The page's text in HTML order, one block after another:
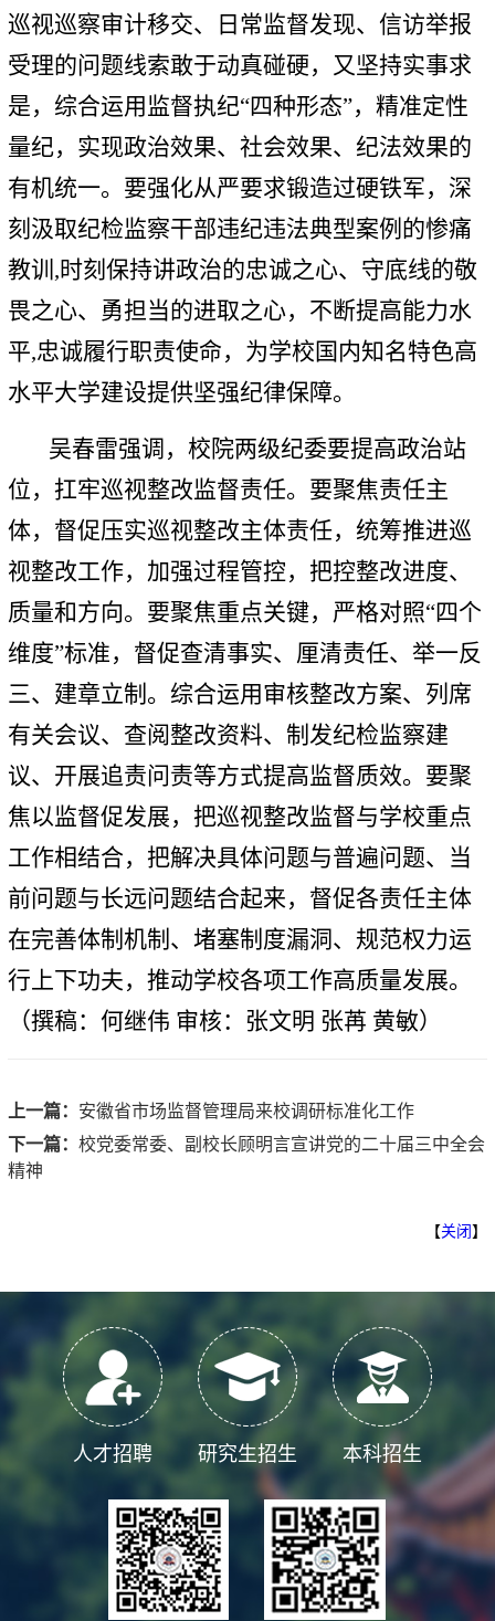
巡视巡察审计移交、日常监督发现、信访举报
受理的问题线索敢于动真碰硬，又坚持实事求
是，综合运用监督执纪“四种形态”，精准定性
量纪，实现政治效果、社会效果、纪法效果的
有机统一。要强化从严要求锻造过硬铁军，深
刻汲取纪检监察干部违纪违法典型案例的惨痛
教训,时刻保持讲政治的忠诚之心、守底线的敬
畏之心、勇担当的进取之心，不断提高能力水
平,忠诚履行职责使命，为学校国内知名特色高
水平大学建设提供坚强纪律保障。
吴春雷强调，校院两级纪委要提高政治站
位，扛牢巡视整改监督责任。要聚焦责任主
体，督促压实巡视整改主体责任，统筹推进巡
视整改工作，加强过程管控，把控整改进度、
质量和方向。要聚焦重点关键，严格对照“四个
维度”标准，督促查清事实、厘清责任、举一反
三、建章立制。综合运用审核整改方案、列席
有关会议、查阅整改资料、制发纪检监察建
议、开展追责问责等方式提高监督质效。要聚
焦以监督促发展，把巡视整改监督与学校重点
工作相结合，把解决具体问题与普遍问题、当
前问题与长远问题结合起来，督促各责任主体
在完善体制机制、堵塞制度漏洞、规范权力运
行上下功夫，推动学校各项工作高质量发展。
（撰稿：何继伟 审核：张文明 张苒 黄敏）
上一篇： 安徽省市场监督管理局来校调研标准化工作
下一篇： 校党委常委、副校长顾明言宣讲党的二十届三中全会
精神
【关闭】
本科招生
研究生招生
人才招聘